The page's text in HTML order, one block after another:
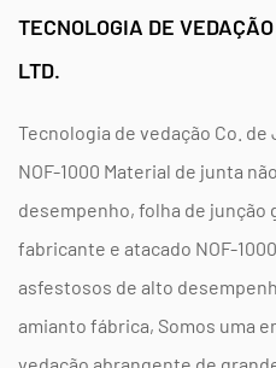
Lei de Resposta a
(Ahera)
Regulamento da UE Reach
TECNOLOGIA DE
LTD.
Tecnologia de vedação Co.
NOF-1000 Material de junta
desempenho, folha de junção
fabricante e atacado NOF-
asfestosos de alto
amianto fábrica, Somos uma